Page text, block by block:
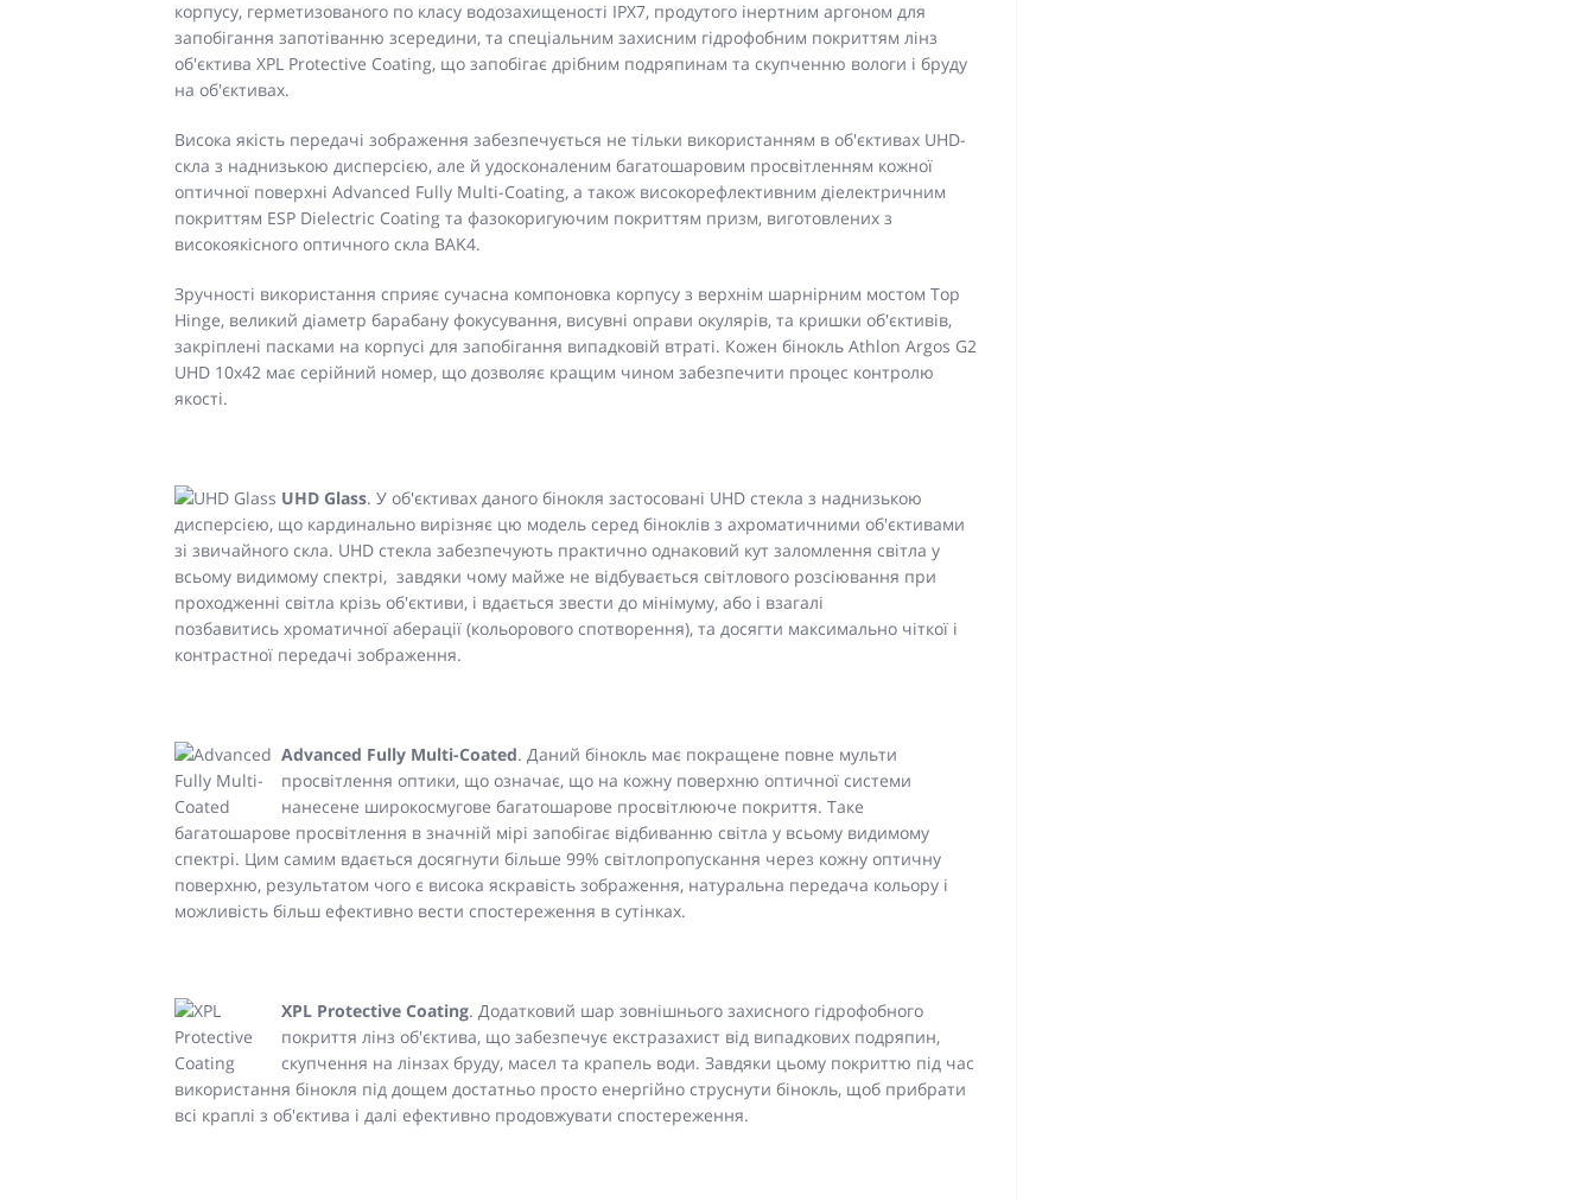
корпусу, герметизованого по класу водозахищеності IPX7, продутого інертним аргоном для
запобігання запотіванню зсередини, та спеціальним захисним гідрофобним покриттям лінз
об'єктива XPL Protective Coating, що запобігає дрібним подряпинам та скупченню вологи і бруду
на об'єктивах.
Висока якість передачі зображення забезпечується не тільки використанням в об'єктивах UHD-
скла з наднизькою дисперсією, але й удосконаленим багатошаровим просвітленням кожної
оптичної поверхні Advanced Fully Multi-Coating, а також високорефлективним діелектричним
покриттям ESP Dielectric Coating та фазокоригуючим покриттям призм, виготовлених з
високоякісного оптичного скла BAK4.
Зручності використання сприяє сучасна компоновка корпусу з верхнім шарнірним мостом Top
Hinge, великий діаметр барабану фокусування, висувні оправи окулярів, та кришки об'єктивів,
закріплені пасками на корпусі для запобігання випадковій втраті. Кожен бінокль Athlon Argos G2
UHD 10x42 має серійний номер, що дозволяє кращим чином забезпечити процес контролю
якості.
UHD Glass. У об'єктивах даного бінокля застосовані UHD стекла з наднизькою
дисперсією, що кардинально вирізняє цю модель серед біноклів з ахроматичними об'єктивами
зі звичайного скла. UHD стекла забезпечують практично однаковий кут заломлення світла у
всьому видимому спектрі, завдяки чому майже не відбувається світлового розсіювання при
проходженні світла крізь об'єктиви, і вдається звести до мінімуму, або і взагалі
позбавитись хроматичної аберації (кольорового спотворення), та досягти максимально чіткої і
контрастної передачі зображення.
Advanced Fully Multi-Coated. Даний бінокль має покращене повне мульти
просвітлення оптики, що означає, що на кожну поверхню оптичної системи
нанесене широкосмугове багатошарове просвітлююче покриття. Таке
багатошарове просвітлення в значній мірі запобігає відбиванню світла у всьому видимому
спектрі. Цим самим вдається досягнути більше 99% світлопропускання через кожну оптичну
поверхню, результатом чого є висока яскравість зображення, натуральна передача кольору і
можливість більш ефективно вести спостереження в сутінках.
XPL Protective Coating. Додатковий шар зовнішнього захисного гідрофобного
покриття лінз об'єктива, що забезпечує екстразахист від випадкових подряпин,
скупчення на лінзах бруду, масел та крапель води. Завдяки цьому покриттю під час
використання бінокля під дощем достатньо просто енергійно струснути бінокль, щоб прибрати
всі краплі з об'єктива і далі ефективно продовжувати спостереження.